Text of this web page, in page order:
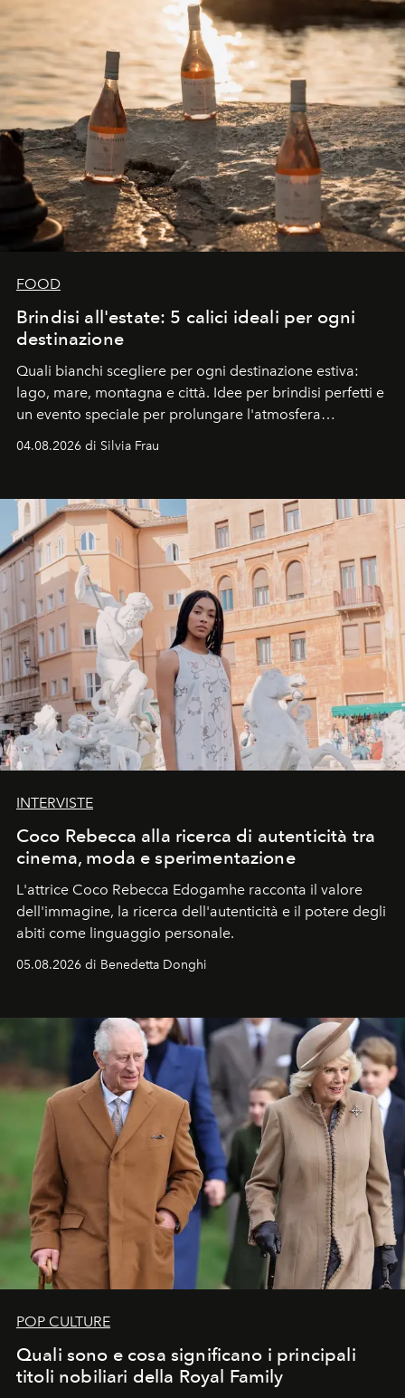
FOOD
Brindisi all'estate: 5 calici ideali per ogni
destinazione
Quali bianchi scegliere per ogni destinazione estiva:
lago, mare, montagna e città. Idee per brindisi perfetti e
un evento speciale per prolungare l'atmosfera
04.08.2026 di Silvia Frau
INTERVISTE
Coco Rebecca alla ricerca di autenticità tra
cinema, moda e sperimentazione
L'attrice Coco Rebecca Edogamhe racconta il valore
dell'immagine, la ricerca dell'autenticità e il potere degli
abiti come linguaggio personale.
05.08.2026 di Benedetta Donghi
POP CULTURE
Quali sono e cosa significano i principali
titoli nobiliari della Royal Family